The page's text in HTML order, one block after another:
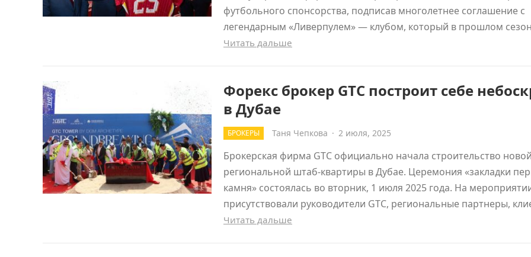
футбольного спонсорства, подписав многолетнее соглашение с
легендарным «Ливерпулем» — клубом, который в прошлом
Читать дальше
Форекс брокер GTC построит себе
в Дубае
БРОКЕРЫ Таня Чепкова · 2 июля, 2025
Брокерская фирма GTC официально начала строительство новой
региональной штаб-квартиры в Дубае. Церемония «закладки
камня» состоялась во вторник, 1 июля 2025 года. На
присутствовали руководители GTC, региональные партнеры,
Читать дальше